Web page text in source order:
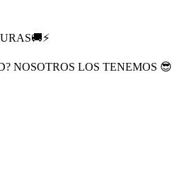
NOSOTROS LOS TENEMOS 😎